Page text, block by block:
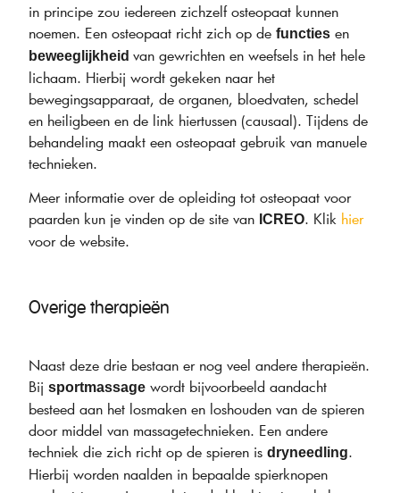
in principe zou iedereen zichzelf osteopaat kunnen
noemen. Een osteopaat richt zich op de functies en
beweeglijkheid van gewrichten en weefsels in het hele
lichaam. Hierbij wordt gekeken naar het
bewegingsapparaat, de organen, bloedvaten, schedel
en heiligbeen en de link hiertussen (causaal). Tijdens de
behandeling maakt een osteopaat gebruik van manuele
technieken.
Meer informatie over de opleiding tot osteopaat voor
paarden kun je vinden op de site van ICREO. Klik hier
voor de website.
Overige therapieën
Naast deze drie bestaan er nog veel andere therapieën.
Bij sportmassage wordt bijvoorbeeld aandacht
besteed aan het losmaken en loshouden van de spieren
door middel van massagetechnieken. Een andere
techniek die zich richt op de spieren is dryneedling.
Hierbij worden naalden in bepaalde spierknopen